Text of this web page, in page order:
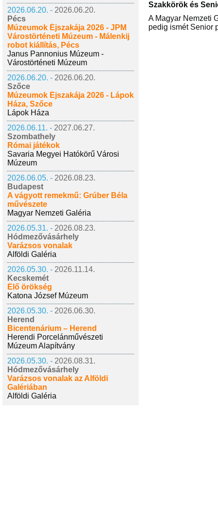
2026.06.20. - 2026.06.20.
Pécs
Múzeumok Éjszakája 2026 - JPM
Várostörténeti Múzeum - Málenkij
robot kiállítás, Pécs
Janus Pannonius Múzeum -
Várostörténeti Múzeum
2026.06.20. - 2026.06.20.
Szőce
Múzeumok Éjszakája 2026 - Lápok
Háza, Szőce
Lápok Háza
2026.06.11. - 2027.06.27.
Szombathely
Római játékok
Savaria Megyei Hatókörű Városi
Múzeum
2026.06.05. - 2026.08.23.
Budapest
A vágyott remekmű: Grúber Béla
művészete
Magyar Nemzeti Galéria
2026.05.31. - 2026.08.23.
Hódmezővásárhely
Varázsos vonalak
Alföldi Galéria
2026.05.30. - 2026.11.14.
Kecskemét
Élő örökség
Katona József Múzeum
2026.05.30. - 2026.06.30.
Herend
Bicentenárium – Herend
Herendi Porcelánművészeti
Múzeum Alapítvány
2026.05.30. - 2026.08.31.
Hódmezővásárhely
Varázsos vonalak az Alföldi
Galériában
Alföldi Galéria
Szakkörök és
A Magyar Nemzeti
pedig ismét Senior